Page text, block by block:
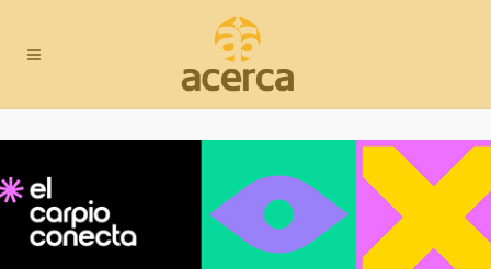
gastronómico